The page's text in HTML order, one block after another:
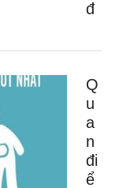
đ
Q
u
a
n
đi
ể